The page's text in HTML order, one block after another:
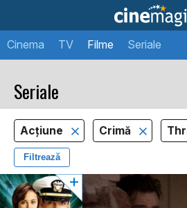
Cinema TV Filme Seriale
Seriale
Acţiune Crimă
Filtrează